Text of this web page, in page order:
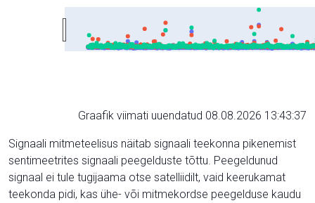
Graafik viimati uuendatud 08.08.2026 13:43:37
Signaali mitmeteelisus näitab signaali teekonna pikenemist
sentimeetrites signaali peegelduste tõttu. Peegeldunud
signaal ei tule tugijaama otse satelliidilt, vaid keerukamat
teekonda pidi, kas ühe- või mitmekordse peegelduse kaudu